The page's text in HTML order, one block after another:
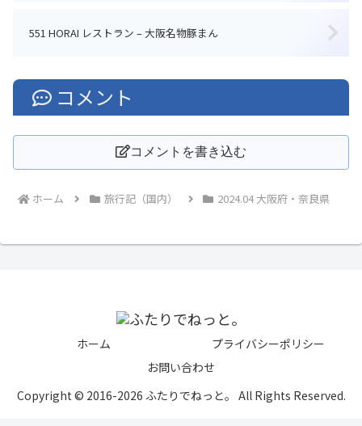
551 HORAI レストラン – 大阪名物豚まん
コメント
コメントを書き込む
ホーム 旅行記（国内） 2024.04 大阪府・奈良県
ホーム
プライバシーポリシー
お問い合わせ
Copyright © 2016-2026 ふたりでねっと。 All Rights Reserved.